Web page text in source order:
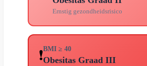
Ernstig gezondheidsrisico
❗BMI ≥ 40
Obesitas Graad III